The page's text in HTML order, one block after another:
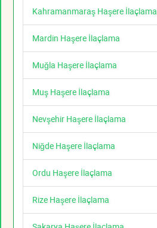
Kahramanmaraş Haşere İlaçlama
Mardin Haşere İlaçlama
Muğla Haşere İlaçlama
Muş Haşere İlaçlama
Nevşehir Haşere İlaçlama
Niğde Haşere İlaçlama
Ordu Haşere İlaçlama
Rize Haşere İlaçlama